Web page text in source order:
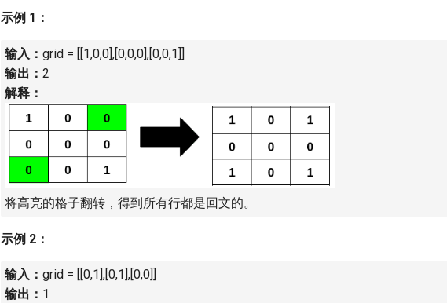
示例 1：
输入： grid = [[1,0,0],[0,0,0],[0,0,1]]
输出： 2
解释：
将高亮的格子翻转，得到所有行都是回文的。
示例 2：
输入： grid =
[[0,1],[0,1],[0,0]]
输出： 1